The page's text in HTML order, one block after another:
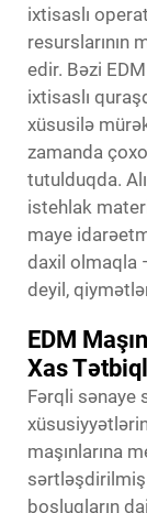
ixtisaslı
resurslarının
edir. Bəzi
ixtisaslı
xüsusilə
zamanda
tutulduqda.
istehlak
maye
daxil olmaqla
deyil,
EDM
Xas
Fərqli sənaye
maşınlarına
boşluqların